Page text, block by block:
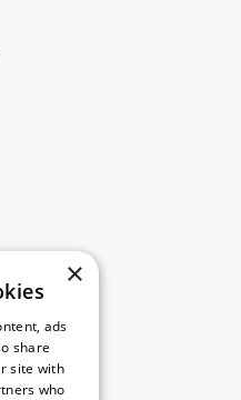
×
ads
share
site with
who